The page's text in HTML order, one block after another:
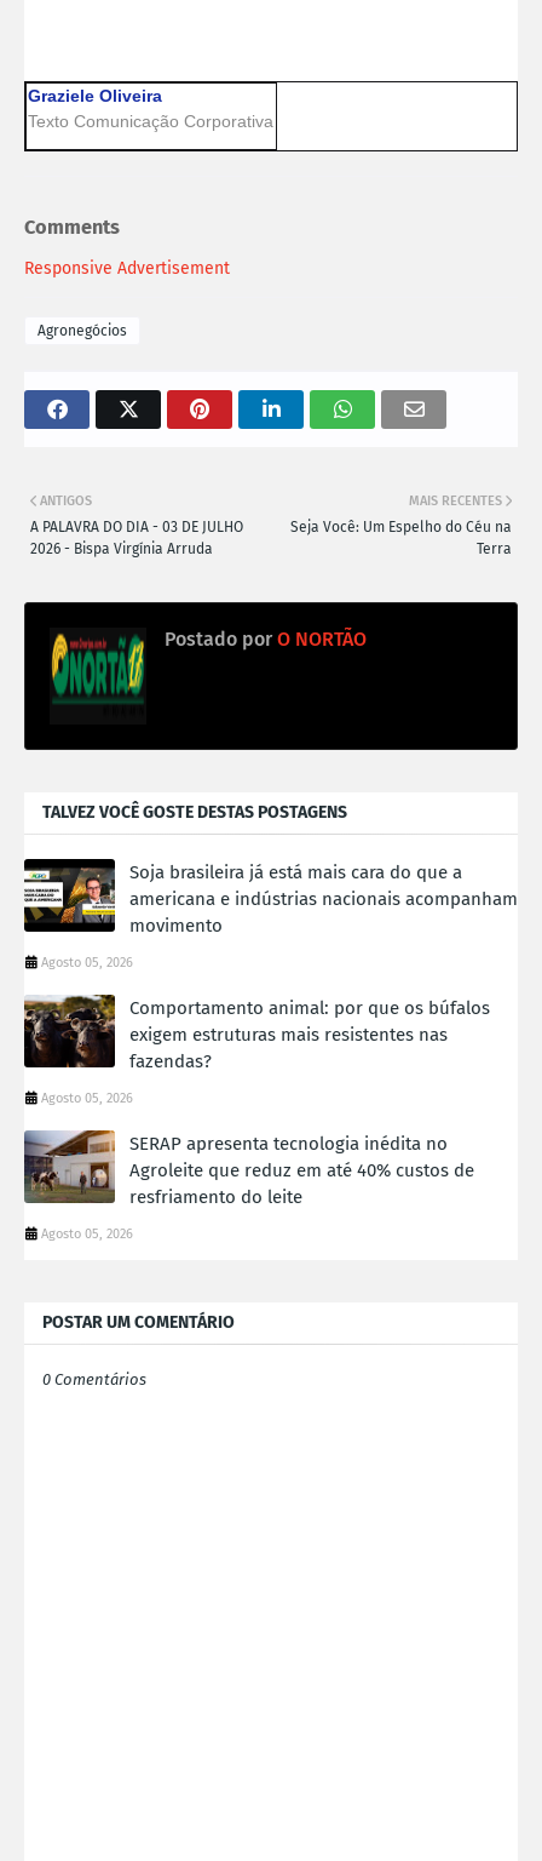
Graziele Oliveira
Texto Comunicação Corporativa
Comments
Responsive Advertisement
Agronegócios
MAIS RECENTES
Seja Você: Um Espelho do Céu na
Terra
ANTIGOS
A PALAVRA DO DIA - 03 DE JULHO
2026 - Bispa Virgínia Arruda
Postado por O NORTÃO
TALVEZ VOCÊ GOSTE DESTAS POSTAGENS
Soja brasileira já está mais cara do que a
americana e indústrias nacionais acompanham
movimento
Agosto 05, 2026
Comportamento animal: por que os búfalos
exigem estruturas mais resistentes nas
fazendas?
Agosto 05, 2026
SERAP apresenta tecnologia inédita no
Agroleite que reduz em até 40% custos de
resfriamento do leite
Agosto 05, 2026
POSTAR UM COMENTÁRIO
0 Comentários